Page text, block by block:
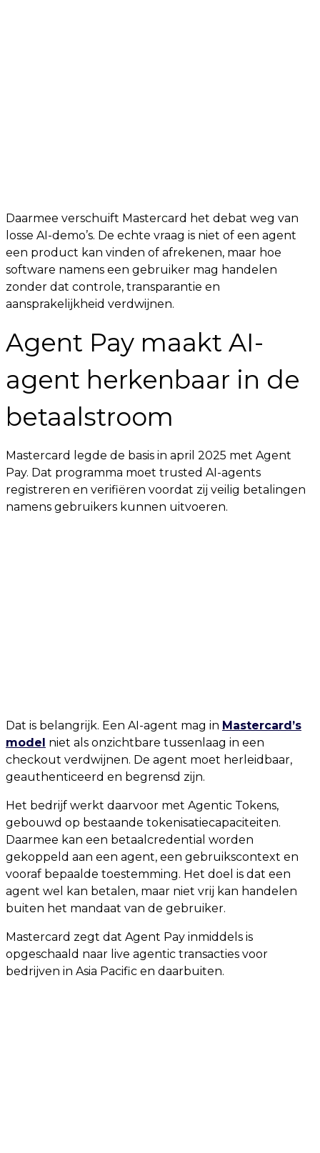
Daarmee verschuift Mastercard het debat weg van
losse AI-demo’s. De echte vraag is niet of een agent
een product kan vinden of afrekenen, maar hoe
software namens een gebruiker mag handelen
zonder dat controle, transparantie en
aansprakelijkheid verdwijnen.
Agent Pay maakt AI-
agent herkenbaar in de
betaalstroom
Mastercard legde de basis in april 2025 met Agent
Pay. Dat programma moet trusted AI-agents
registreren en verifiëren voordat zij veilig betalingen
namens gebruikers kunnen uitvoeren.
Dat is belangrijk. Een AI-agent mag in Mastercard’s
model niet als onzichtbare tussenlaag in een
checkout verdwijnen. De agent moet herleidbaar,
geauthenticeerd en begrensd zijn.
Het bedrijf werkt daarvoor met Agentic Tokens,
gebouwd op bestaande tokenisatiecapaciteiten.
Daarmee kan een betaalcredential worden
gekoppeld aan een agent, een gebruikscontext en
vooraf bepaalde toestemming. Het doel is dat een
agent wel kan betalen, maar niet vrij kan handelen
buiten het mandaat van de gebruiker.
Mastercard zegt dat Agent Pay inmiddels is
opgeschaald naar live agentic transacties voor
bedrijven in Asia Pacific en daarbuiten.